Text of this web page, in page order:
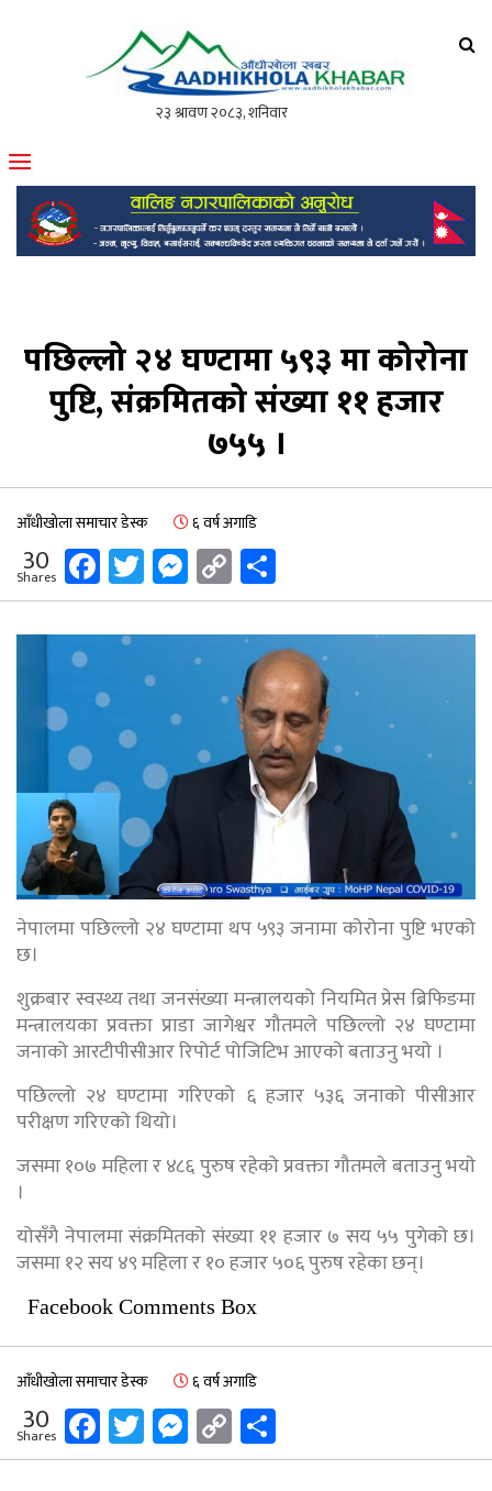
मोफसलकै लोकप्रिय अनलाइन पत्रिका
पछिल्लो २४ घण्टामा ५९३ मा कोरोना
पुष्टि, संक्रमितको संख्या ११ हजार
७५५ ।
आँधीखोला समाचार डेस्क ६ वर्ष अगाडि
30
Shares Facebook
Twitter
Messenger
Copy
Link
नेपालमा पछिल्लो २४ घण्टामा थप ५९३ जनामा कोरोना पुष्टि भएको
छ।
शुक्रबार स्वस्थ्य तथा जनसंख्या मन्त्रालयको नियमित प्रेस ब्रिफिङमा
मन्त्रालयका प्रवक्ता प्राडा जागेश्वर गौतमले पछिल्लो २४ घण्टामा
जनाको आरटीपीसीआर रिपोर्ट पोजिटिभ आएको बताउनु भयाे ।
पछिल्लो २४ घण्टामा गरिएको ६ हजार ५३६ जनाको पीसीआर
परीक्षण गरिएको थियो।
जसमा १०७ महिला र ४८६ पुरुष रहेको प्रवक्ता गौतमले बताउनु भयाे
।
योसँगै नेपालमा संक्रमितको संख्या ११ हजार ७ सय ५५ पुगेको छ।
जसमा १२ सय ४९ महिला र १० हजार ५०६ पुरुष रहेका छन्।
Facebook Comments Box
आँधीखोला समाचार डेस्क ६ वर्ष अगाडि
30
Shares Facebook
Twitter
Messenger
Copy
Link